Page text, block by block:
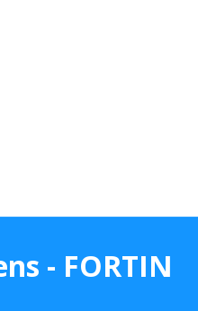
- FORTIN